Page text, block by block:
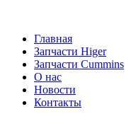
Главная
Запчасти Higer
Запчасти Cummins
О нас
Новости
Контакты